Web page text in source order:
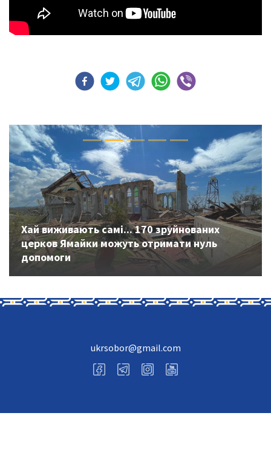
Хай виживають самі... 170 зруйнованих
церков Ямайки можуть отримати нуль
допомоги
Previous Next
ukrsobor@gmail.com